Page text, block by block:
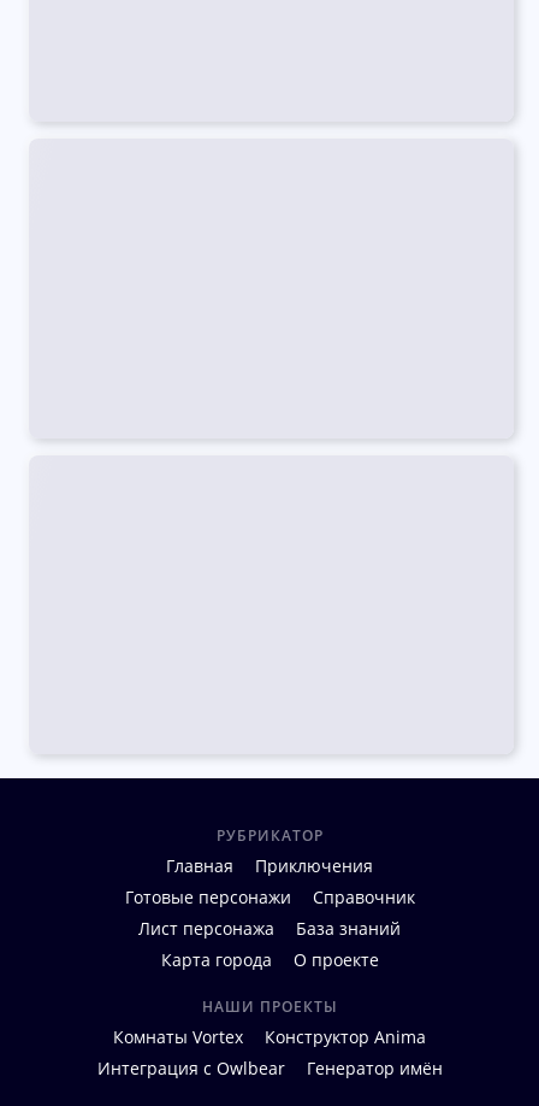
РУБРИКАТОР
Главная
Приключения
Готовые персонажи
Справочник
Лист персонажа
База знаний
Карта города
О проекте
НАШИ ПРОЕКТЫ
Комнаты Vortex
Конструктор Anima
Интеграция с Owlbear
Генератор имён